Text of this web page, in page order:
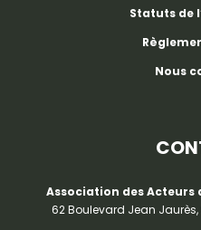
Statuts de
Nous
Association des Acteurs
62 Boulevard Jean